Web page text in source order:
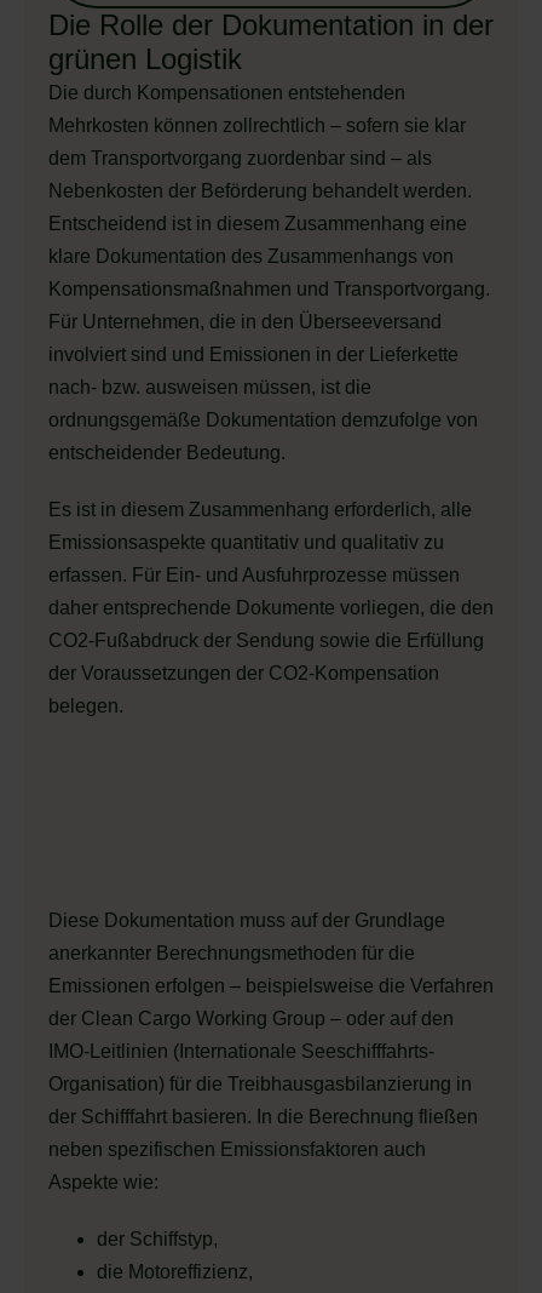
Die Rolle der Dokumentation in der
grünen Logistik
Die durch Kompensationen entstehenden
Mehrkosten können zollrechtlich – sofern sie klar
dem Transportvorgang zuordenbar sind – als
Nebenkosten der Beförderung behandelt werden.
Entscheidend ist in diesem Zusammenhang eine
klare Dokumentation des Zusammenhangs von
Kompensationsmaßnahmen und Transportvorgang.
Für Unternehmen, die in den Überseeversand
involviert sind und Emissionen in der Lieferkette
nach- bzw. ausweisen müssen, ist die
ordnungsgemäße Dokumentation demzufolge von
entscheidender Bedeutung.
Es ist in diesem Zusammenhang erforderlich, alle
Emissionsaspekte quantitativ und qualitativ zu
erfassen. Für Ein- und Ausfuhrprozesse müssen
daher entsprechende Dokumente vorliegen, die den
CO2-Fußabdruck der Sendung sowie die Erfüllung
der Voraussetzungen der CO2-Kompensation
belegen.
Diese Dokumentation muss auf der Grundlage
anerkannter Berechnungsmethoden für die
Emissionen erfolgen – beispielsweise die Verfahren
der Clean Cargo Working Group – oder auf den
IMO-Leitlinien (Internationale Seeschifffahrts-
Organisation) für die Treibhausgasbilanzierung in
der Schifffahrt basieren. In die Berechnung fließen
neben spezifischen Emissionsfaktoren auch
Aspekte wie:
der Schiffstyp,
die Motoreffizienz,